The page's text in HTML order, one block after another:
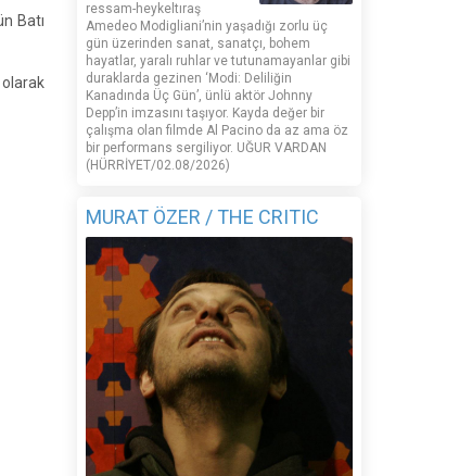
Batı
ressam-heykeltıraş
Amedeo Modigliani’nin yaşadığı zorlu üç
gün üzerinden sanat, sanatçı, bohem
hayatlar, yaralı ruhlar ve tutunamayanlar gibi
duraklarda gezinen ‘Modi: Deliliğin
Kanadında Üç Gün’, ünlü aktör Johnny
Depp’in imzasını taşıyor. Kayda değer bir
çalışma olan filmde Al Pacino da az ama öz
bir performans sergiliyor. UĞUR VARDAN
(HÜRRİYET/02.08/2026)
MURAT ÖZER / THE CRITIC